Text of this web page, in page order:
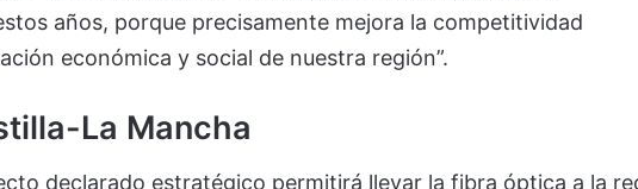
años, porque precisamente mejora la competitividad
económica y social de nuestra región”.
La Mancha
declarado estratégico permitirá llevar la fibra óptica a la